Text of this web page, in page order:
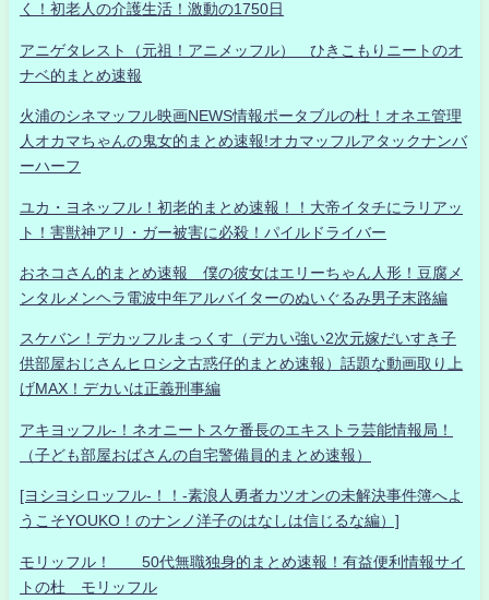
く！初老人の介護生活！激動の1750日
アニゲタレスト（元祖！アニメッフル） ひきこもりニートのオ
ナベ的まとめ速報
火浦のシネマッフル映画NEWS情報ポータブルの杜！オネエ管理
人オカマちゃんの鬼女的まとめ速報!オカマッフルアタックナンバ
ーハーフ
ユカ・ヨネッフル！初老的まとめ速報！！大帝イタチにラリアッ
ト！害獣神アリ・ガー被害に必殺！パイルドライバー
おネコさん的まとめ速報 僕の彼女はエリーちゃん人形！豆腐メ
ンタルメンヘラ電波中年アルバイターのぬいぐるみ男子末路編
スケバン！デカッフルまっくす（デカい強い2次元嫁だいすき子
供部屋おじさんヒロシ之古惑仔的まとめ速報）話題な動画取り上
げMAX！デカいは正義刑事編
アキヨッフル-！ネオニートスケ番長のエキストラ芸能情報局！
（子ども部屋おばさんの自宅警備員的まとめ速報）
[ヨシヨシロッフル-！！-素浪人勇者カツオンの未解決事件簿へよ
うこそYOUKO！のナンノ洋子のはなしは信じるな編）]
モリッフル！ 50代無職独身的まとめ速報！有益便利情報サイ
トの杜 モリッフル